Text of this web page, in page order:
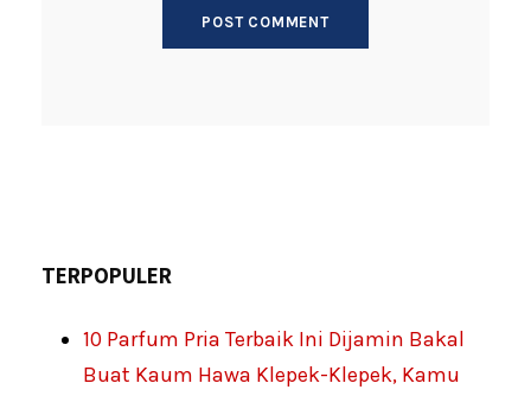
TERPOPULER
10 Parfum Pria Terbaik Ini Dijamin Bakal
Buat Kaum Hawa Klepek-Klepek, Kamu